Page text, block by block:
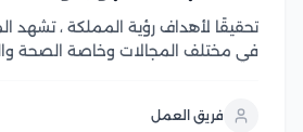
تحقيقًا لأهداف رؤية المملكة ، تشهد
في مختلف المجالات وخاصة الصحة
الطبية والرعاية الصحية المثلى،
فريق العمل